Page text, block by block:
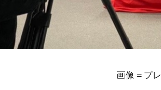
画像＝プ